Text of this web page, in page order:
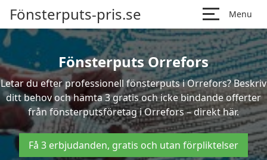
Fönsterputs-pris.se Menu
Fönsterputs Orrefors
Letar du efter professionell fönsterputs i Orrefors? Beskriv
ditt behov och hämta 3 gratis och icke bindande offerter
från fönsterputsföretag i Orrefors – direkt här.
Få 3 erbjudanden, gratis och utan förpliktelser